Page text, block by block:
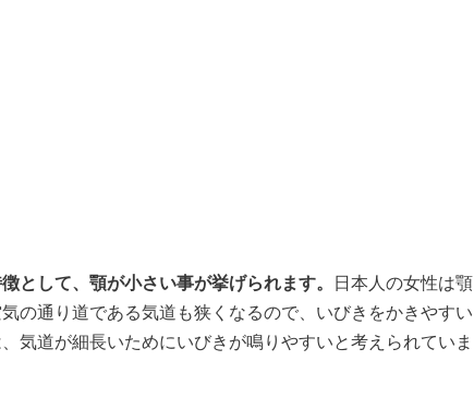
として、顎が小さい事が挙げられます。
日本人の女性は顎
の通り道である気道も狭くなるので、いびきをかきやすい
気道が細長いためにいびきが鳴りやすいと考えられていま